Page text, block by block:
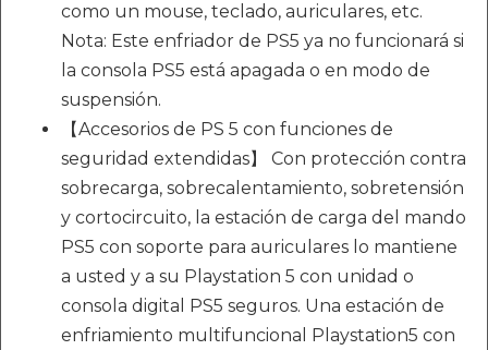
como un mouse, teclado, auriculares, etc.
Nota: Este enfriador de PS5 ya no funcionará si
la consola PS5 está apagada o en modo de
suspensión.
【Accesorios de PS 5 con funciones de
seguridad extendidas】 Con protección contra
sobrecarga, sobrecalentamiento, sobretensión
y cortocircuito, la estación de carga del mando
PS5 con soporte para auriculares lo mantiene
a usted y a su Playstation 5 con unidad o
consola digital PS5 seguros. Una estación de
enfriamiento multifuncional Playstation5 con